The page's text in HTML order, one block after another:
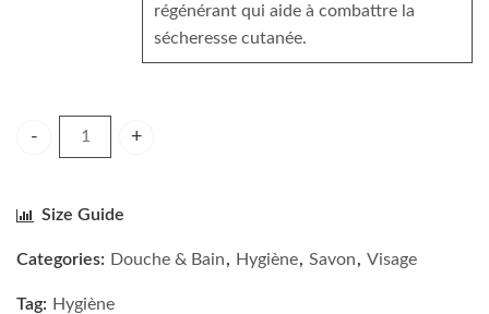
régénérant qui aide à combattre la
sécheresse cutanée.
Size Guide
Categories: Douche & Bain, Hygiène, Savon, Visage
Tag: Hygiène